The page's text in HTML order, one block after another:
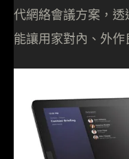
代網絡會議方案，
能讓用家對內、外作